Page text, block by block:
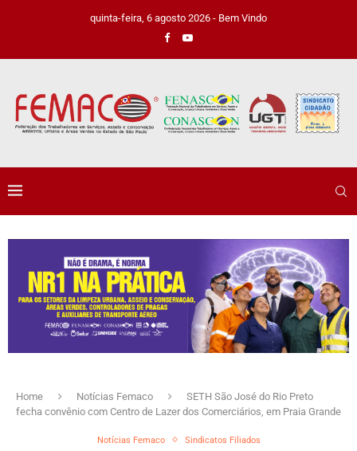
quinta-feira, 6 agosto 2026 - Bem Vindo
Home Notícias Femaco
SETH São José do Rio Preto
fecha convênio com Centro de Lazer dos Comerciários, em Praia Grande
Notícias Femaco Sindicatos Filiados